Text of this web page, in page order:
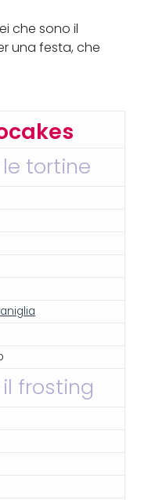
che sono il
una festa, che
tortine
frosting